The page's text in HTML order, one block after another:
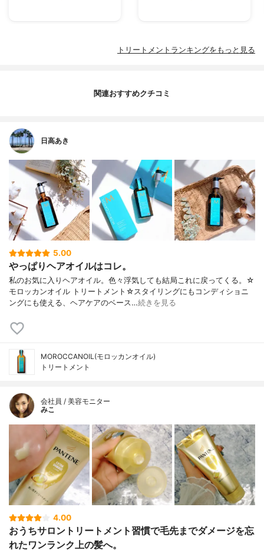
トリートメントランキングをもっと見る
関連おすすめクチコミ
日高あき
5.00
やっぱりヘアオイルはコレ。
私のお気に入りヘアオイル。色々浮気しても結局これに戻ってくる。☆
モロッカンオイル トリートメント☆スタイリングにもコンディショニ
ングにも使える、ヘアケアのベース…続きを見る
MOROCCANOIL(モロッカンオイル)
トリートメント
会社員 / 美容モニター
みこ
4.00
おうちサロントリートメント習慣で毛先までダメージを忘
れたワンランク上の髪へ。